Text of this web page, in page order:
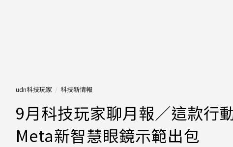
udn科技玩家 科技新情報
9月科技玩家聊月報／這款行
Meta新智慧眼鏡示範出包